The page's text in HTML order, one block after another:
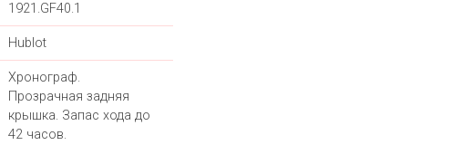
1921.GF40.1
Hublot
Хронограф.
Прозрачная задняя
крышка. Запас хода до
42 часов.